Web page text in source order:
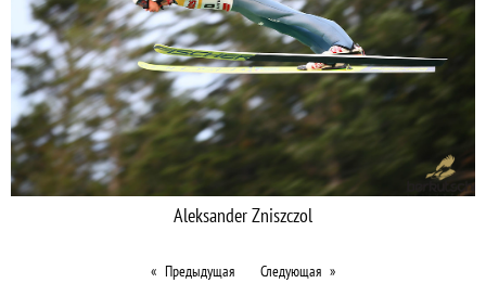
Aleksander Zniszczol
Предыдущая Следующая